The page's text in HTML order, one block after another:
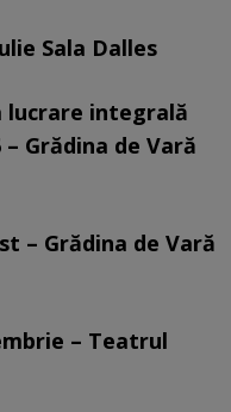
Sala Dalles
lucrare integrală
Grădina de Vară
– Grădina de Vară
– Teatrul